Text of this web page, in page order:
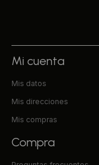
Mi cuenta
Mis datos
Mis direcciones
Mis compras
Compra